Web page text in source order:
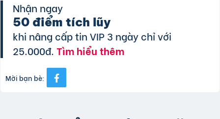
Nhận ngay
50 điểm tích lũy
khi nâng cấp tin VIP 3 ngày chỉ với
25.000đ.Tìm hiểu thêm
Mời bạn bè: